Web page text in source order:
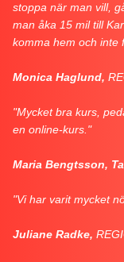
stoppa när man vill,
man åka 15 mil till
komma hem och inte
Monica Haglund,
"Mycket bra kurs,
en online-kurs."
Maria Bengtsson,
"Vi har varit mycket
Juliane Radke,